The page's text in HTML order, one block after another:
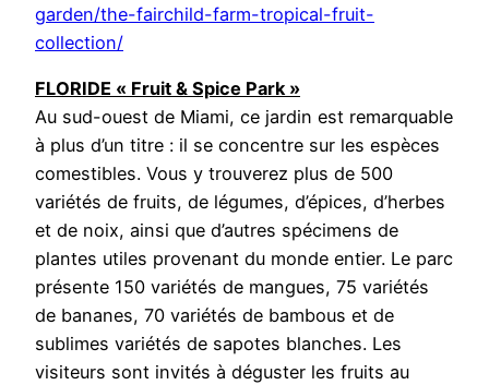
garden/the-fairchild-farm-tropical-fruit-
collection/
FLORIDE « Fruit & Spice Park »
Au sud-ouest de Miami, ce jardin est remarquable
à plus d’un titre : il se concentre sur les espèces
comestibles. Vous y trouverez plus de 500
variétés de fruits, de légumes, d’épices, d’herbes
et de noix, ainsi que d’autres spécimens de
plantes utiles provenant du monde entier. Le parc
présente 150 variétés de mangues, 75 variétés
de bananes, 70 variétés de bambous et de
sublimes variétés de sapotes blanches. Les
visiteurs sont invités à déguster les fruits au